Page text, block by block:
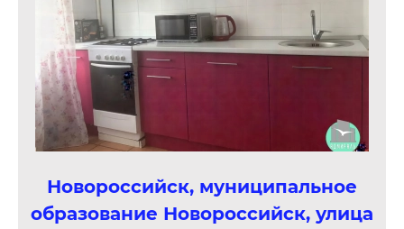
Новороссийск, муниципальное
образование Новороссийск, улица